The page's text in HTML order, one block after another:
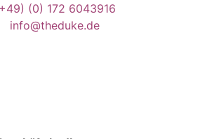
(0) 172 6043916
info@theduke.de